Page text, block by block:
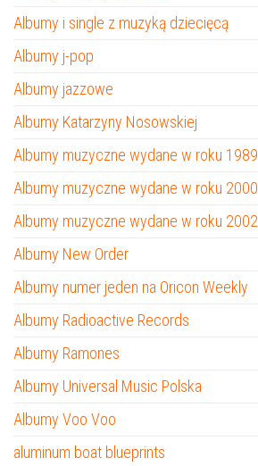
Albumy i single z muzyką dziecięcą
Albumy j-pop
Albumy jazzowe
Albumy Katarzyny Nosowskiej
Albumy muzyczne wydane w roku 1989
Albumy muzyczne wydane w roku 2000
Albumy muzyczne wydane w roku 2002
Albumy New Order
Albumy numer jeden na Oricon Weekly
Albumy Radioactive Records
Albumy Ramones
Albumy Universal Music Polska
Albumy Voo Voo
aluminum boat blueprints